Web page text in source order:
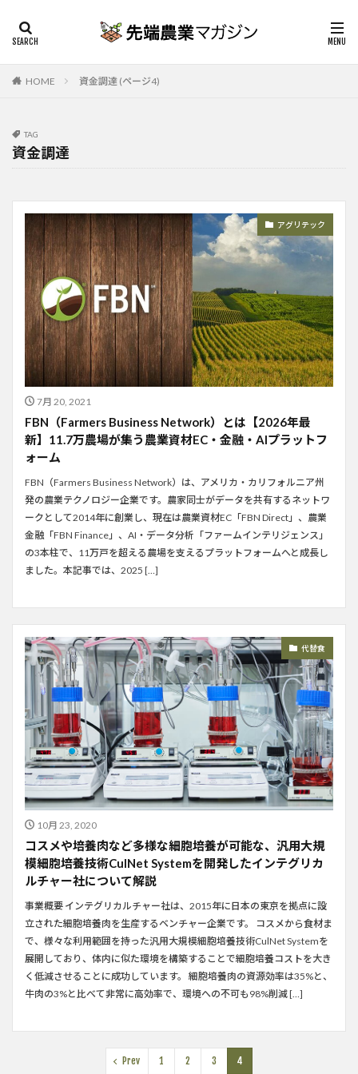
HOME 資金調達 (ページ4)
TAG
資金調達
アグリテック
7月 20, 2021
FBN（Farmers Business Network）とは【2026年最
新】11.7万農場が集う農業資材EC・金融・AIプラットフ
ォーム
FBN（Farmers Business Network）は、アメリカ・カリフォルニア州
発の農業テクノロジー企業です。農家同士がデータを共有するネットワ
ークとして2014年に創業し、現在は農業資材EC「FBN Direct」、農業
金融「FBN Finance」、AI・データ分析「ファームインテリジェンス」
の3本柱で、11万戸を超える農場を支えるプラットフォームへと成長し
ました。本記事では、2025 […]
代替食
10月 23, 2020
コスメや培養肉など多様な細胞培養が可能な、汎用大規
模細胞培養技術CulNet Systemを開発したインテグリカ
ルチャー社について解説
事業概要 インテグリカルチャー社は、2015年に日本の東京を拠点に設
立された細胞培養肉を生産するベンチャー企業です。 コスメから食材ま
で、様々な利用範囲を持った汎用大規模細胞培養技術CulNet Systemを
展開しており、体内に似た環境を構築することで細胞培養コストを大き
く低減させることに成功しています。 細胞培養肉の資源効率は35%と、
牛肉の3%と比べて非常に高効率で、環境への不可も98%削減 […]
Prev 1 2 3 4